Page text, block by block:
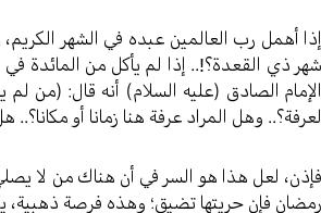
إذا أهمل رب العالمين عبده في الشهر
شهر ذي القعدة؟!.. إذا لم يأكل من المائدة
الإمام الصادق (عليه السلام) أنه قال: (من
لعرفة؟.. وهل المراد عرفة هنا زمانا أو
فإذن، لعل هذا هو السر في أن هناك من لا
رمضان فإن حريتها تضيق؛ وهذه فرصة ذهبية،